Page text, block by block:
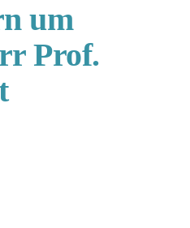
um
Prof.